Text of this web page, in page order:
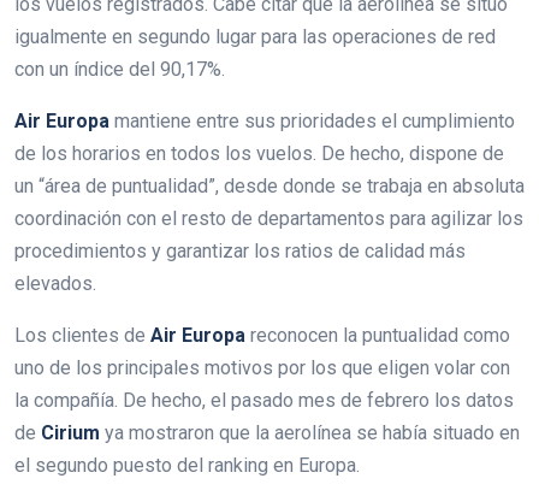
igualmente en segundo lugar para las operaciones de red
con un índice del 90,17%.
Air Europa mantiene entre sus prioridades el cumplimiento
de los horarios en todos los vuelos. De hecho, dispone de
un “área de puntualidad”, desde donde se trabaja en absoluta
coordinación con el resto de departamentos para agilizar los
procedimientos y garantizar los ratios de calidad más
elevados.
Los clientes de Air Europa reconocen la puntualidad como
uno de los principales motivos por los que eligen volar con
la compañía. De hecho, el pasado mes de febrero los datos
de Cirium ya mostraron que la aerolínea se había situado en
el segundo puesto del ranking en Europa.